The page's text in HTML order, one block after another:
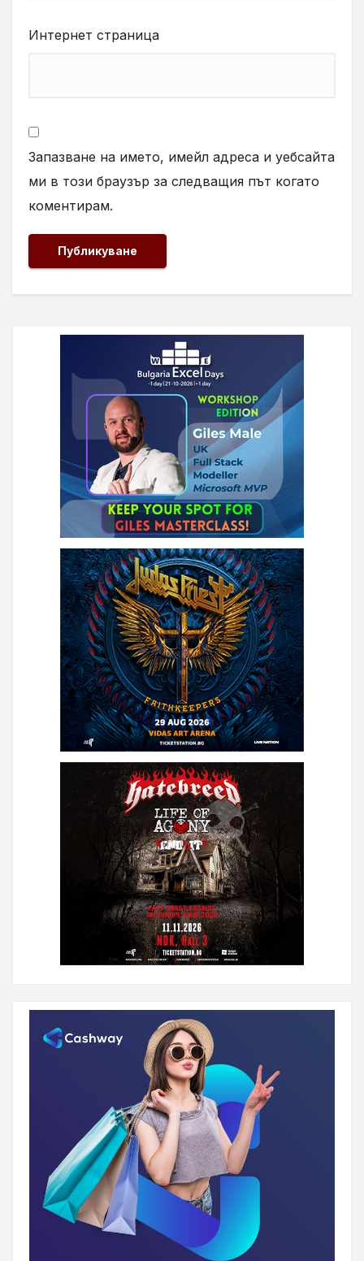
Интернет страница
Запазване на името, имейл адреса и уебсайта
ми в този браузър за следващия път когато
коментирам.